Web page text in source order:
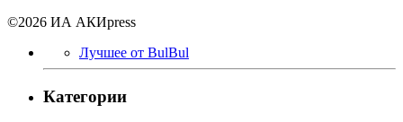
©2026 ИА АКИpress
Лучшее от BulBul
Категории